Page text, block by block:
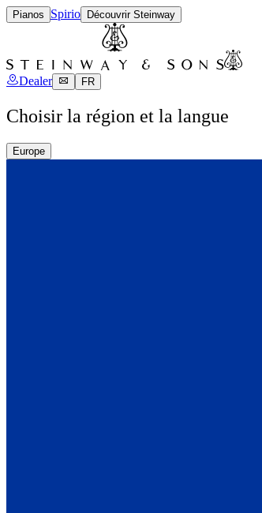
Pianos Spirio Découvrir Steinway
Dealer FR
Choisir la région et la langue
Europe